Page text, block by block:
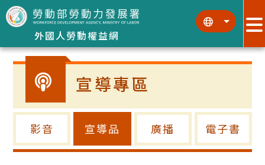
跳到主要內容區塊
外國人勞動權益網
::: :::
宣導專區
影音 宣導品 廣播 電子書